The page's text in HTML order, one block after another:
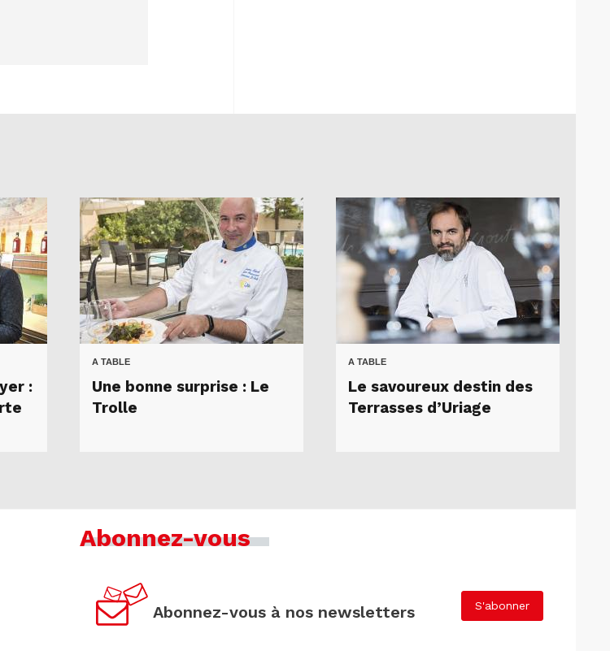
:
A TABLE
Une bonne surprise : Le
Trolle
A TABLE
Le savoureux destin des
Terrasses d’Uriage
Abonnez-vous
Abonnez-vous à nos newsletters S'abonner